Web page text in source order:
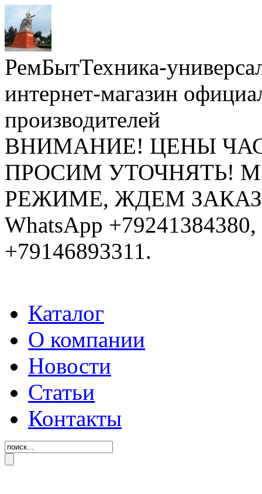
РемБытТехника-
интернет-магазин
производителей
ВНИМАНИЕ! ЦЕНЫ
ПРОСИМ УТОЧНЯТЬ!
РЕЖИМЕ, ЖДЕМ ЗАКАЗЫ:
WhatsApp
+79146893311.
Каталог
О компании
Новости
Статьи
Контакты